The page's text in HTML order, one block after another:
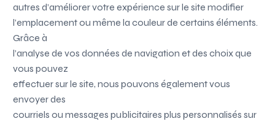
autres d’améliorer votre expérience sur le site modifier
l’emplacement ou même la couleur de certains éléments.
Grâce à
l’analyse de vos données de navigation et des choix que
vous pouvez
effectuer sur le site, nous pouvons également vous
envoyer des
courriels ou messages publicitaires plus personnalisés sur